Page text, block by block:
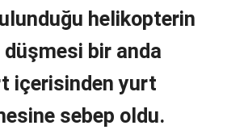
helikopterin
düşmesi bir anda
içerisinden yurt
sebep oldu.